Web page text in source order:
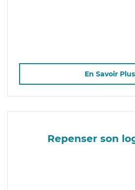
En Savoir Plus
Repenser son